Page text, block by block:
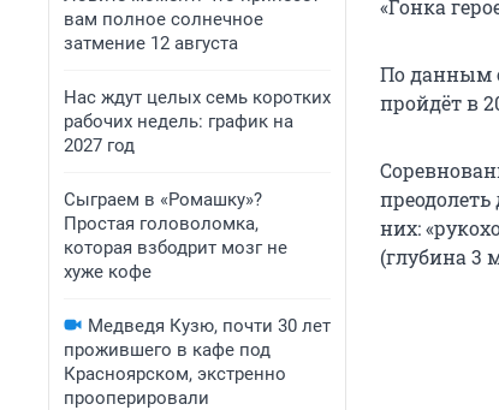
вам полное солнечное
затмение 12 августа
Нас ждут целых семь коротких
рабочих недель: график на
2027 год
Сыграем в «Ромашку»?
Простая головоломка,
которая взбодрит мозг не
хуже кофе
Медведя Кузю, почти 30 лет
прожившего в кафе под
Красноярском, экстренно
прооперировали
«Гонка
По данным
пройдёт в
них:
(глубина 3